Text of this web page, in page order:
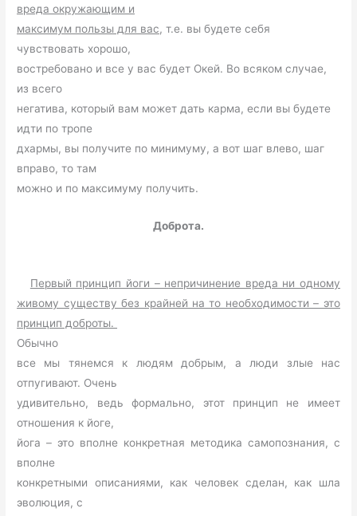
вреда окружающим и
максимум пользы для вас, т.е. вы будете себя
чувствовать хорошо,
востребовано и все у вас будет Окей. Во всяком случае,
из всего
негатива, который вам может дать карма, если вы будете
идти по тропе
дхармы, вы получите по минимуму, а вот шаг влево, шаг
вправо, то там
можно и по максимуму получить.
Доброта.
Первый принцип йоги – непричинение вреда ни одному
живому существу без крайней на то необходимости – это
принцип доброты.
Обычно
все мы тянемся к людям добрым, а люди злые нас
отпугивают. Очень
удивительно, ведь формально, этот принцип не имеет
отношения к йоге,
йога – это вполне конкретная методика самопознания, с
вполне
конкретными описаниями, как человек сделан, как шла
эволюция, с